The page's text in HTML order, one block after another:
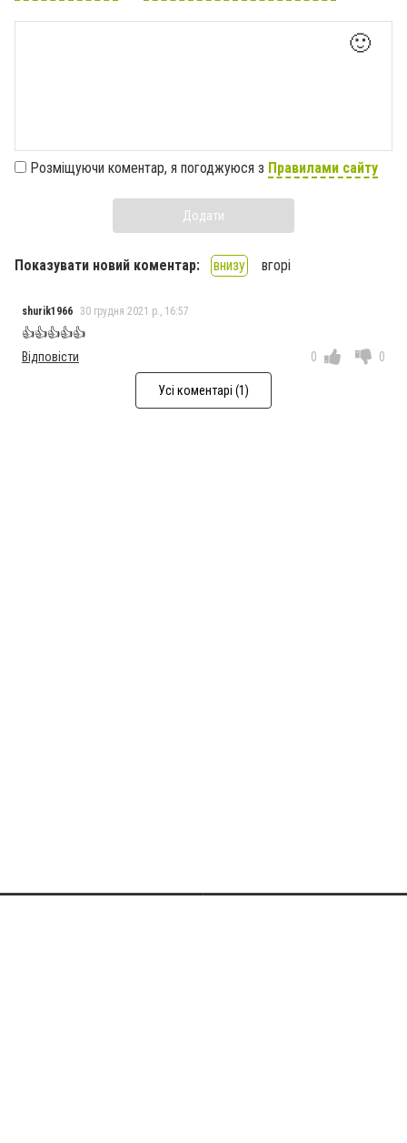
🙂
Розміщуючи коментар, я погоджуюся з Правилами сайту
Додати
Показувати новий коментар: внизу вгорі
shurik1966 30 грудня 2021 р., 16:57
👍👍👍👍👍
Відповісти
0 0
Усі коментарі (1)